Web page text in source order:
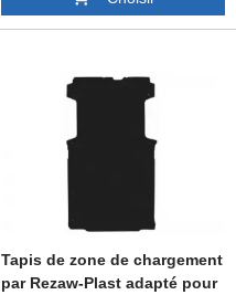
Proace City after 2020
Tapis de zone de chargement
par Rezaw-Plast adapté pour